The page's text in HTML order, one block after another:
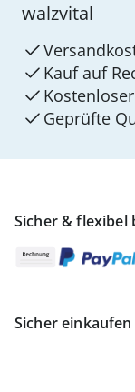
Sicher & flexibel
Sicher einkaufen
walzvital
Kauf auf
Geprüfte